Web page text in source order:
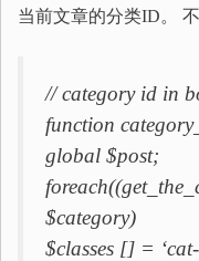
当前文章的分类ID。
// category id in
function
global $post;
$category)
$classes [] =